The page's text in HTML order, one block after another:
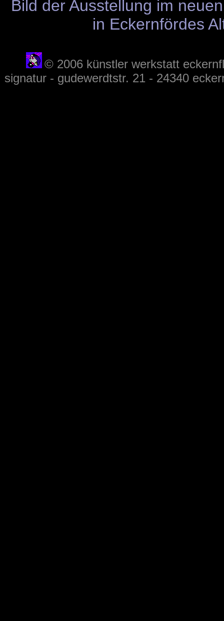
Bild der Ausstellung im
in Eckernfördes
© 2006 künstler werkstatt
signatur - gudewerdtstr. 21 - 24340